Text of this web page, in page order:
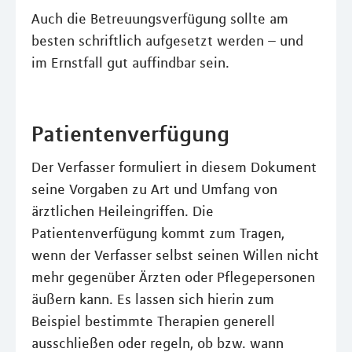
Auch die Betreuungsverfügung sollte am
besten schriftlich aufgesetzt werden – und
im Ernstfall gut auffindbar sein.
Patientenverfügung
Der Verfasser formuliert in diesem Dokument
seine Vorgaben zu Art und Umfang von
ärztlichen Heileingriffen. Die
Patientenverfügung kommt zum Tragen,
wenn der Verfasser selbst seinen Willen nicht
mehr gegenüber Ärzten oder Pflegepersonen
äußern kann. Es lassen sich hierin zum
Beispiel bestimmte Therapien generell
ausschließen oder regeln, ob bzw. wann